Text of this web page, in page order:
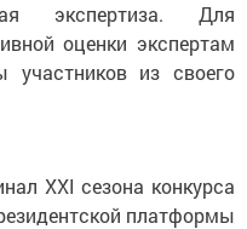
экспертиза. Для
оценки экспертам
участников из своего
XXI сезона конкурса
платформы